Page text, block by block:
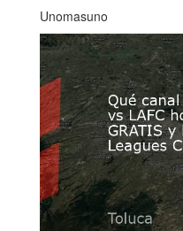
Unomasuno